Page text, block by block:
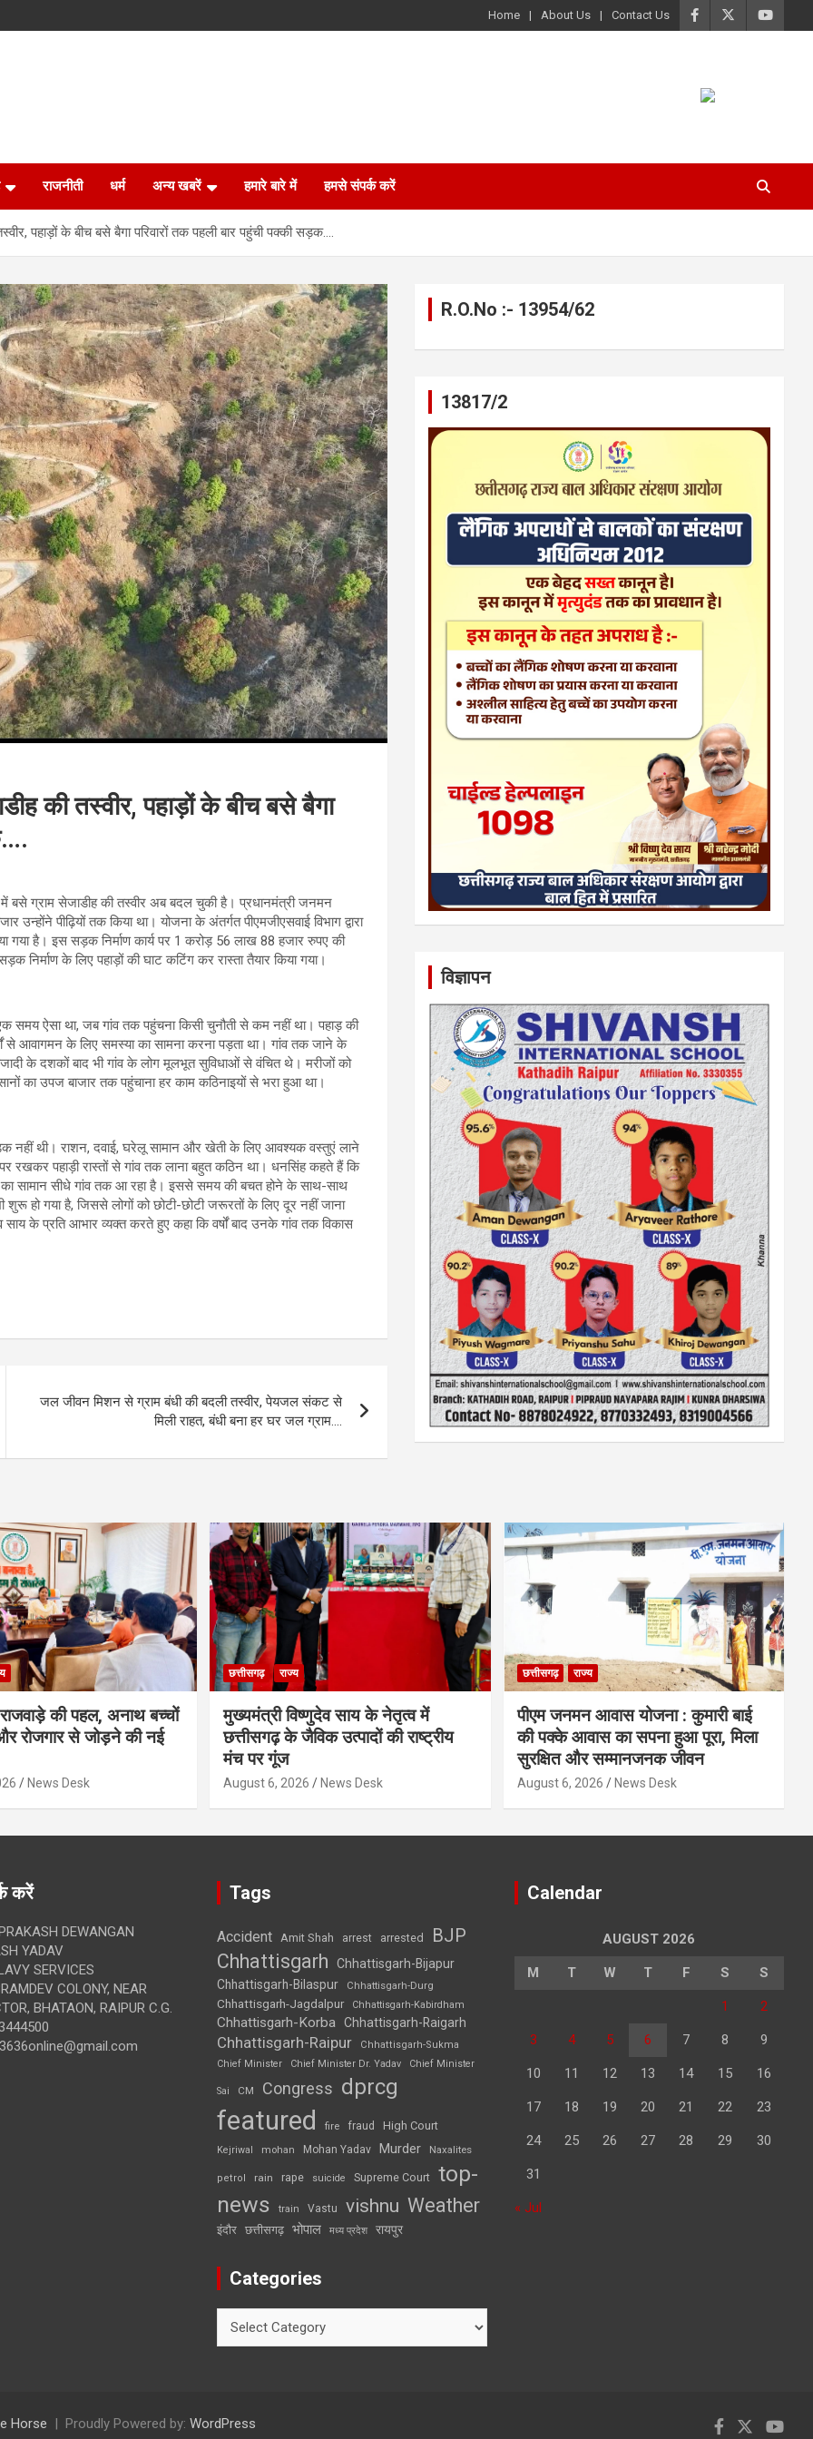
Home About Us Contact Us
राजनीती धर्म अन्य खबरें हमारे बारे में हमसे संपर्क करें
पहाड़ों के बीच बसे बैगा परिवारों तक पहली बार पहुंची पक्की सड़क….
की तस्वीर, पहाड़ों के बीच बसे बैगा
बसे ग्राम सेजाडीह की तस्वीर अब बदल चुकी है। प्रधानमंत्री जनमन
पीढ़ियों तक किया था। योजना के अंतर्गत पीएमजीएसवाई विभाग द्वारा
गया है। इस सड़क निर्माण कार्य पर 1 करोड़ 56 लाख 88 हजार रुपए की
निर्माण के लिए पहाड़ों की घाट कटिंग कर रास्ता तैयार किया गया।
समय ऐसा था, जब गांव तक पहुंचना किसी चुनौती से कम नहीं था। पहाड़ की
से आवागमन के लिए समस्या का सामना करना पड़ता था। गांव तक जाने के
के दशकों बाद भी गांव के लोग मूलभूत सुविधाओं से वंचित थे। मरीजों को
का उपज बाजार तक पहुंचाना हर काम कठिनाइयों से भरा हुआ था।
नहीं थी। राशन, दवाई, घरेलू सामान और खेती के लिए आवश्यक वस्तुएं लाने
रखकर पहाड़ी रास्तों से गांव तक लाना बहुत कठिन था। धनसिंह कहते हैं कि
सामान सीधे गांव तक आ रहा है। इससे समय की बचत होने के साथ-साथ
हो गया है, जिससे लोगों को छोटी-छोटी जरूरतों के लिए दूर नहीं जाना
साय के प्रति आभार व्यक्त करते हुए कहा कि वर्षों बाद उनके गांव तक विकास
जल जीवन मिशन से ग्राम बंधी की बदली तस्वीर, पेयजल संकट से
मिली राहत, बंधी बना हर घर जल ग्राम….
R.O.No :- 13954/62
13817/2
विज्ञापन
राजवाड़े की पहल, अनाथ बच्चों
रोजगार से जोड़ने की नई
News Desk
छत्तीसगढ़ राज्य
मुख्यमंत्री विष्णुदेव साय के नेतृत्व में
छत्तीसगढ़ के जैविक उत्पादों की राष्ट्रीय
मंच पर गूंज
August 6, 2026 News Desk
छत्तीसगढ़ राज्य
पीएम जनमन आवास योजना : कुमारी बाई
की पक्के आवास का सपना हुआ पूरा, मिला
सुरक्षित और सम्मानजनक जीवन
August 6, 2026 News Desk
करें
DEWANGAN
YADAV
SERVICES
COLONY, NEAR
BHATAON, RAIPUR C.G.
Tags
Accident Amit Shah arrest arrested BJP
Chhattisgarh
Chhattisgarh-Bijapur
Chhattisgarh-Bilaspur
Chhattisgarh-Durg
Chhattisgarh-Jagdalpur Chhattisgarh-Kabirdham
Chhattisgarh-Korba Chhattisgarh-Raigarh
Chhattisgarh-Raipur
Chhattisgarh-Sukma
Chief Minister
Chief Minister Dr. Yadav Chief Minister
Sai CM Congress dprcg
featured fire fraud High Court
Kejriwal mohan Mohan Yadav Murder Naxalites
petrol rain rape suicide Supreme Court top-
news
train Vastu vishnu Weather
इंदौर छत्तीसगढ़ भोपाल मध्य प्रदेश रायपुर
Categories
Calendar
AUGUST 2026
M T W T F S S
1 2
3 4 5 6 7 8 9
10 11 12 13 14 15 16
17 18 19 20 21 22 23
24 25 26 27 28 29 30
31
« Jul
Horse Proudly Powered by: WordPress